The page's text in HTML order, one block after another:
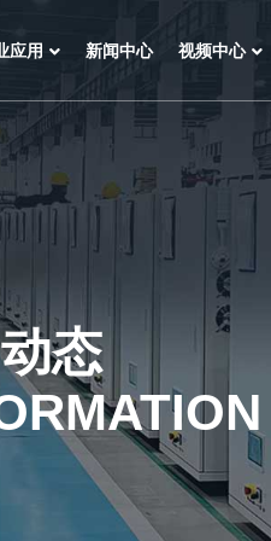
应用 新闻中心 视频中心
态